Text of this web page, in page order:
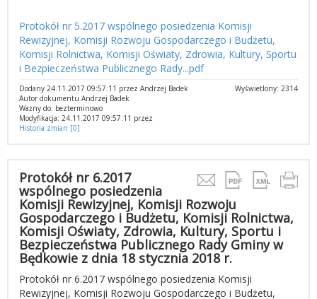
Protokół nr 5.2017 wspólnego posiedzenia Komisji
Rewizyjnej, Komisji Rozwoju Gospodarczego i Budżetu,
Komisji Rolnictwa, Komisji Oświaty, Zdrowia, Kultury, Sportu
i Bezpieczeństwa Publicznego Rady...pdf
Wyświetlony: 2314
Dodany 24.11.2017 09:57:11 przez Andrzej Badek
Autor dokumentu Andrzej Badek
Ważny do: bezterminowo
Modyfikacja: 24.11.2017 09:57:11 przez
Historia zmian [0]
Protokół nr 6.2017
wspólnego posiedzenia
Komisji Rewizyjnej, Komisji Rozwoju
Gospodarczego i Budżetu, Komisji Rolnictwa,
Komisji Oświaty, Zdrowia, Kultury, Sportu i
Bezpieczeństwa Publicznego Rady Gminy w
Będkowie z dnia 18 stycznia 2018 r.
Protokół nr 6.2017 wspólnego posiedzenia Komisji
Rewizyjnej, Komisji Rozwoju Gospodarczego i Budżetu,